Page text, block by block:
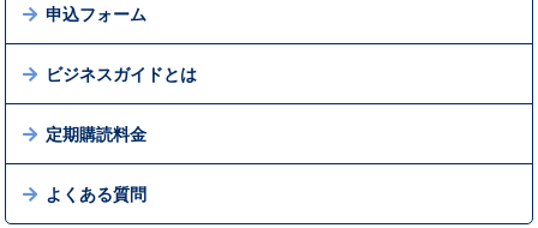
申込フォーム
ビジネスガイドとは
定期購読料金
よくある質問